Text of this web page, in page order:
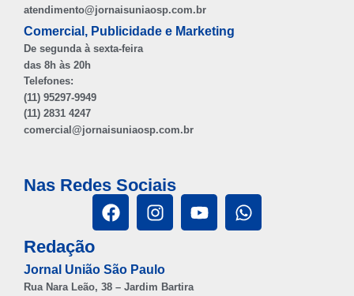
atendimento@jornaisuniaosp.com.br
Comercial, Publicidade e Marketing
De segunda à sexta-feira
das 8h às 20h
Telefones:
(11) 95297-9949
(11) 2831 4247
comercial@jornaisuniaosp.com.br
Nas Redes Sociais
Redação
Jornal União São Paulo
Rua Nara Leão, 38 – Jardim Bartira